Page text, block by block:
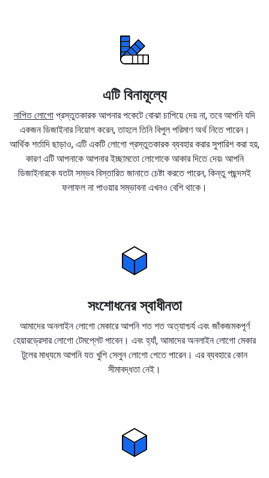
এটি বিনামূল্যে
নাপিত লোগো প্রস্তুতকারক আপনার পকেটে বোঝা চাপিয়ে দেয় না, তবে আপনি যদি
একজন ডিজাইনার নিয়োগ করেন, তাহলে তিনি বিপুল পরিমাণ অর্থ নিতে পারেন।
আর্থিক শর্তাদি ছাড়াও, এটি একটি লোগো প্রস্তুতকারক ব্যবহার করার সুপারিশ করা হয়,
কারণ এটি আপনাকে আপনার ইচ্ছামতো লোগোকে আকার দিতে দেয়৷ আপনি
ডিজাইনারকে যতটা সম্ভব বিস্তারিত জানাতে চেষ্টা করতে পারেন, কিন্তু পছন্দসই
ফলাফল না পাওয়ার সম্ভাবনা এখনও বেশি থাকে।
সংশোধনের স্বাধীনতা
আমাদের অনলাইন লোগো মেকারে আপনি শত শত অত্যাশ্চর্য এবং জাঁকজমকপূর্ণ
হেয়ারড্রেসার লোগো টেমপ্লেট পাবেন। এবং হ্যাঁ, আমাদের অনলাইন লোগো মেকার
টুলের মাধ্যমে আপনি যত খুশি সেলুন লোগো পেতে পারেন। এর ব্যবহারে কোন
সীমাবদ্ধতা নেই।